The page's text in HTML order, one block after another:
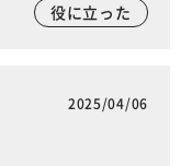
役に立った
2025/04/06